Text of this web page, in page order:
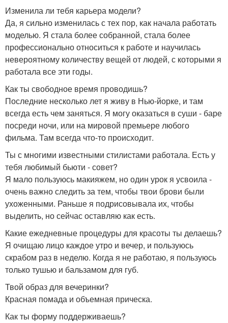
Изменила ли тебя карьера модели?
Да, я сильно изменилась с тех пор, как начала работать
моделью. Я стала более собранной, стала более
профессионально относиться к работе и научилась
невероятному количеству вещей от людей, с которыми я
работала все эти годы.
Как ты свободное время проводишь?
Последние несколько лет я живу в Нью-йорке, и там
всегда есть чем заняться. Я могу оказаться в суши - баре
посреди ночи, или на мировой премьере любого
фильма. Там всегда что-то происходит.
Ты с многими известными стилистами работала. Есть у
тебя любимый бьюти - совет?
Я мало пользуюсь макияжем, но один урок я усвоила -
очень важно следить за тем, чтобы твои брови были
ухоженными. Раньше я подрисовывала их, чтобы
выделить, но сейчас оставляю как есть.
Какие ежедневные процедуры для красоты ты делаешь?
Я очищаю лицо каждое утро и вечер, и пользуюсь
скрабом раз в неделю. Когда я не работаю, я пользуюсь
только тушью и бальзамом для губ.
Твой образ для вечеринки?
Красная помада и объемная прическа.
Как ты форму поддерживаешь?